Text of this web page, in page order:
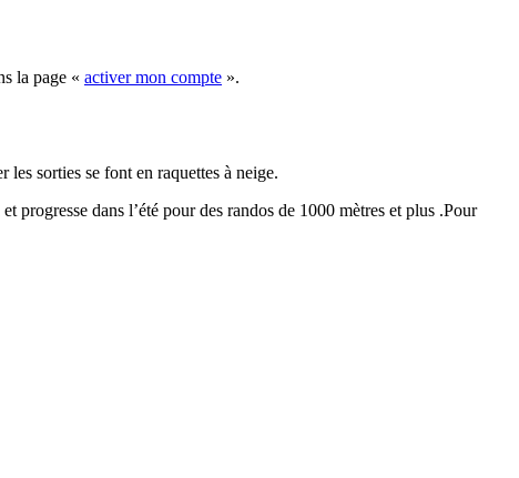
la page « activer mon compte ».
sorties se font en raquettes à neige.
dans l’été pour des randos de 1000 mètres et plus .Pour